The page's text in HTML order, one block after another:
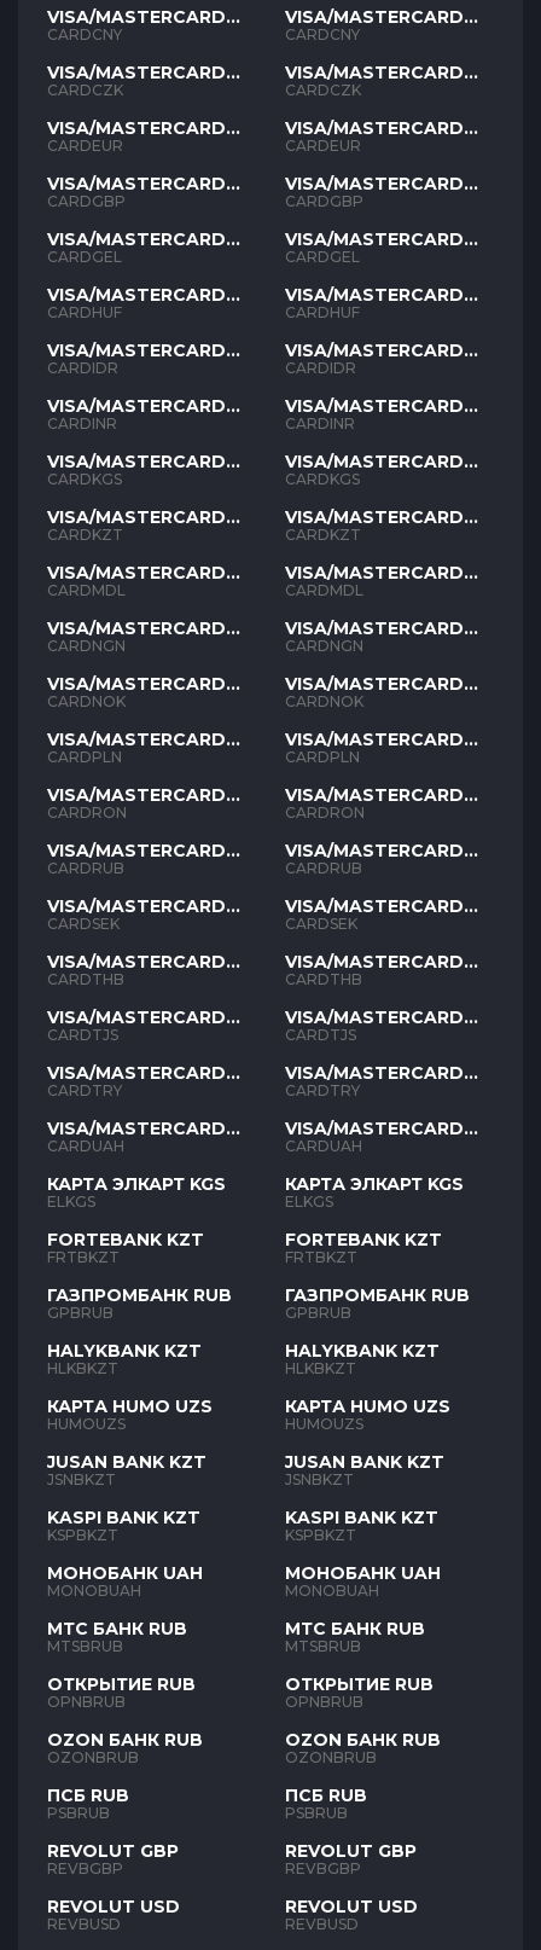
VISA/MASTERCARD
CNY
CARDCNY
VISA/MASTERCARD
CZK
CARDCZK
VISA/MASTERCARD
EUR
CARDEUR
VISA/MASTERCARD
GBP
CARDGBP
VISA/MASTERCARD
GEL
CARDGEL
VISA/MASTERCARD
HUF
CARDHUF
VISA/MASTERCARD
IDR
CARDIDR
VISA/MASTERCARD
INR
CARDINR
VISA/MASTERCARD
KGS
CARDKGS
VISA/MASTERCARD
KZT
CARDKZT
VISA/MASTERCARD
MDL
CARDMDL
VISA/MASTERCARD
NGN
CARDNGN
VISA/MASTERCARD
NOK
CARDNOK
VISA/MASTERCARD
PLN
CARDPLN
VISA/MASTERCARD
RON
CARDRON
VISA/MASTERCARD
RUB
CARDRUB
VISA/MASTERCARD
SEK
CARDSEK
VISA/MASTERCARD
THB
CARDTHB
VISA/MASTERCARD
TJS
CARDTJS
VISA/MASTERCARD
TYR
CARDTRY
VISA/MASTERCARD
UAH
CARDUAH
КАРТА ЭЛКАРТ KGS
ELKGS
FORTEBANK KZT
FRTBKZT
ГАЗПРОМБАНК RUB
GPBRUB
HALYKBANK KZT
HLKBKZT
КАРТА HUMO UZS
HUMOUZS
JUSAN BANK KZT
JSNBKZT
KASPI BANK KZT
KSPBKZT
МОНОБАНК UAH
MONOBUAH
МТС БАНК RUB
MTSBRUB
ОТКРЫТИЕ RUB
OPNBRUB
OZON БАНК RUB
OZONBRUB
ПСБ RUB
PSBRUB
REVOLUT GBP
REVBGBP
REVOLUT USD
REVBUSD
VISA/MASTERCARD
CNY
CARDCNY
VISA/MASTERCARD
CZK
CARDCZK
VISA/MASTERCARD
EUR
CARDEUR
VISA/MASTERCARD
GBP
CARDGBP
VISA/MASTERCARD
GEL
CARDGEL
VISA/MASTERCARD
HUF
CARDHUF
VISA/MASTERCARD
IDR
CARDIDR
VISA/MASTERCARD
INR
CARDINR
VISA/MASTERCARD
KGS
CARDKGS
VISA/MASTERCARD
KZT
CARDKZT
VISA/MASTERCARD
MDL
CARDMDL
VISA/MASTERCARD
NGN
CARDNGN
VISA/MASTERCARD
NOK
CARDNOK
VISA/MASTERCARD
PLN
CARDPLN
VISA/MASTERCARD
RON
CARDRON
VISA/MASTERCARD
RUB
CARDRUB
VISA/MASTERCARD
SEK
CARDSEK
VISA/MASTERCARD
THB
CARDTHB
VISA/MASTERCARD
TJS
CARDTJS
VISA/MASTERCARD
TYR
CARDTRY
VISA/MASTERCARD
UAH
CARDUAH
КАРТА ЭЛКАРТ KGS
ELKGS
FORTEBANK KZT
FRTBKZT
ГАЗПРОМБАНК RUB
GPBRUB
HALYKBANK KZT
HLKBKZT
КАРТА HUMO UZS
HUMOUZS
JUSAN BANK KZT
JSNBKZT
KASPI BANK KZT
KSPBKZT
МОНОБАНК UAH
MONOBUAH
МТС БАНК RUB
MTSBRUB
ОТКРЫТИЕ RUB
OPNBRUB
OZON БАНК RUB
OZONBRUB
ПСБ RUB
PSBRUB
REVOLUT GBP
REVBGBP
REVOLUT USD
REVBUSD